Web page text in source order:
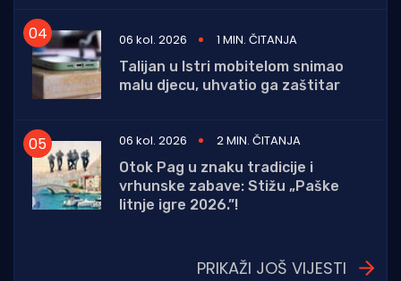
06 kol. 2026
1 MIN. ČITANJA
Talijan u Istri mobitelom snimao
malu djecu, uhvatio ga zaštitar
06 kol. 2026
2 MIN. ČITANJA
Otok Pag u znaku tradicije i
vrhunske zabave: Stižu „Paške
litnje igre 2026.”!
PRIKAŽI JOŠ VIJESTI